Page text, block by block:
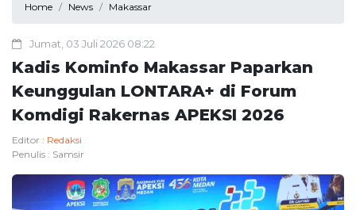
Home News Makassar
Jumat, 03 Juli 2026 08:22
Kadis Kominfo Makassar Paparkan
Keunggulan LONTARA+ di Forum
Komdigi Rakernas APEKSI 2026
Editor : Redaksi
Penulis : Samsir